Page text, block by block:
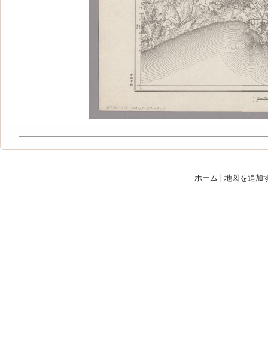
ホーム | 地図を追加